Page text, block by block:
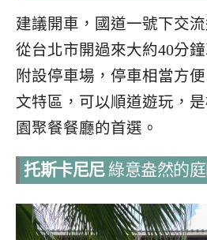
建議開車，國道一號下交
從台北市開過來大約40分
附設停車場，停車相當方
文特區，可以順道遊玩，
園聚餐餐廳的首選。
托斯卡尼尼 綠意盎然的